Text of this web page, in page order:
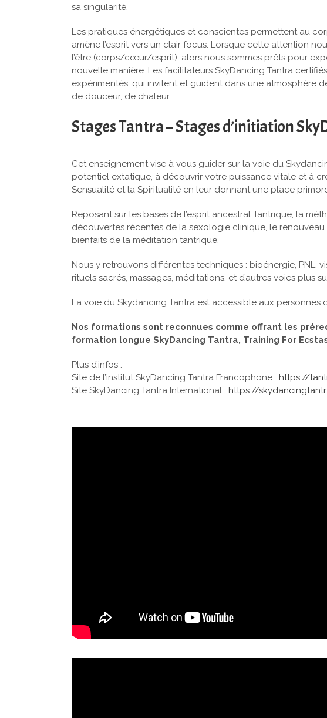
sa singularité.
Les pratiques énergétiques et conscientes permettent au
amène l’esprit vers un clair focus. Lorsque cette attention
l’être (corps/cœur/esprit), alors nous sommes prêts pour
nouvelle manière. Les facilitateurs SkyDancing Tantra
expérimentés, qui invitent et guident dans une atmosphère
de douceur, de chaleur.
Stages Tantra – Stages d’initiation
Cet enseignement vise à vous guider sur la voie du
potentiel extatique, à découvrir votre puissance vitale et à
Sensualité et la Spiritualité en leur donnant une place
Reposant sur les bases de l’esprit ancestral Tantrique, la
découvertes récentes de la sexologie clinique, le
bienfaits de la méditation tantrique.
Nous y retrouvons différentes techniques : bioénergie, PNL,
rituels sacrés, massages, méditations, et d’autres voies plus
La voie du Skydancing Tantra est accessible aux personnes
Nos formations sont reconnues comme offrant les
formation longue SkyDancing Tantra, Training For
Plus d’infos :
Site de l’institut SkyDancing Tantra Francophone : https://
Site SkyDancing Tantra International : https://